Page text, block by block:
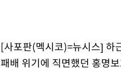
[사포판(멕시코)=뉴시스] 하
패배 위기에 직면했던 홍명